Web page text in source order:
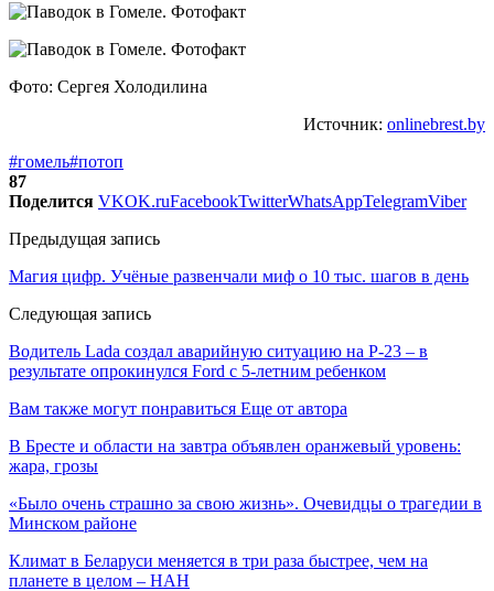
Фото: Сергея Холодилина
Источник: onlinebrest.by
#гомель#потоп
87
Поделится VKOK.ruFacebookTwitterWhatsAppTelegramViber
Предыдущая запись
Магия цифр. Учёные развенчали миф о 10 тыс. шагов в день
Следующая запись
Водитель Lada создал аварийную ситуацию на Р-23 – в
результате опрокинулся Ford с 5-летним ребенком
Вам также могут понравиться Еще от автора
В Бресте и области на завтра объявлен оранжевый уровень:
жара, грозы
«Было очень страшно за свою жизнь». Очевидцы о трагедии в
Минском районе
Климат в Беларуси меняется в три раза быстрее, чем на
планете в целом – НАН